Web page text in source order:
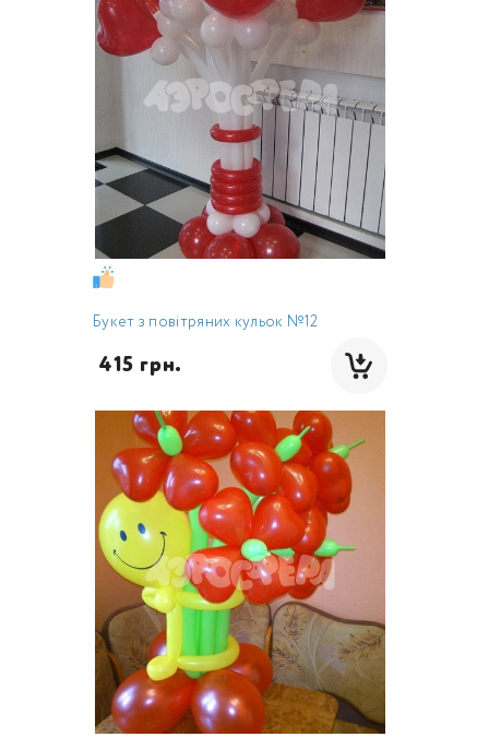
Букет з повітряних кульок №12
415 грн.